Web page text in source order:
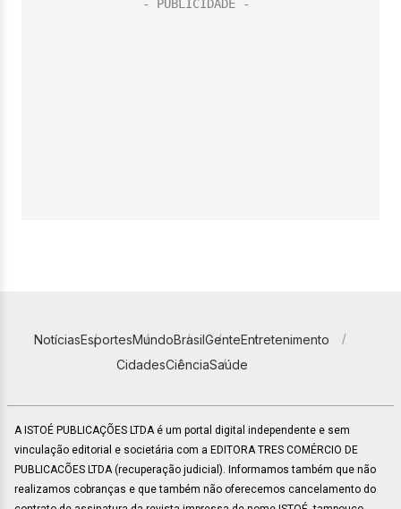
NotíciasEsportesMundoBrasilGenteEntretenimento
CidadesCiênciaSaúde
A ISTOÉ PUBLICAÇÕES LTDA é um portal digital independente e sem
vinculação editorial e societária com a EDITORA TRES COMÉRCIO DE
PUBLICACÕES LTDA (recuperação judicial). Informamos também que não
realizamos cobranças e que também não oferecemos cancelamento do